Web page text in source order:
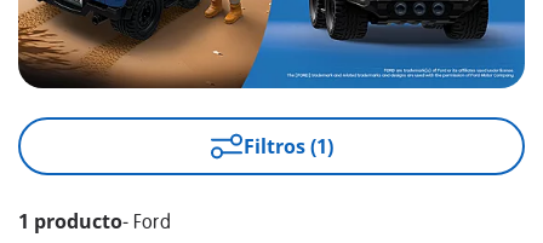
Filtros (1)
1 producto- Ford